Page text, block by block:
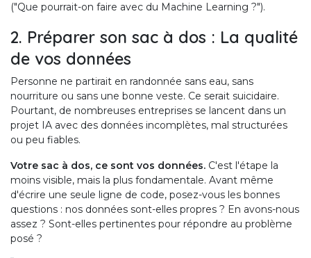
("Que pourrait-on faire avec du Machine Learning ?").
2. Préparer son sac à dos : La qualité
de vos données
Personne ne partirait en randonnée sans eau, sans
nourriture ou sans une bonne veste. Ce serait suicidaire.
Pourtant, de nombreuses entreprises se lancent dans un
projet IA avec des données incomplètes, mal structurées
ou peu fiables.
Votre sac à dos, ce sont vos données. C'est l'étape la
moins visible, mais la plus fondamentale. Avant même
d'écrire une seule ligne de code, posez-vous les bonnes
questions : nos données sont-elles propres ? En avons-nous
assez ? Sont-elles pertinentes pour répondre au problème
posé ?